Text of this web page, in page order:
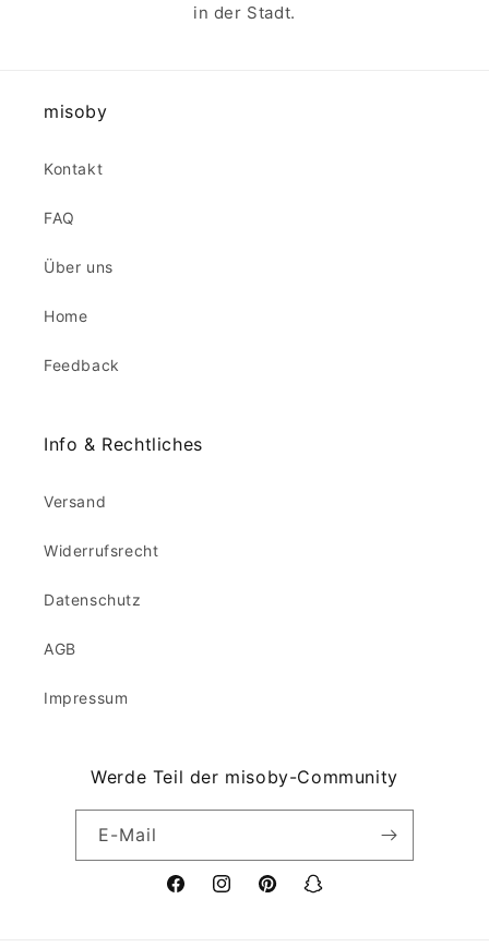
in der Stadt.
misoby
Kontakt
FAQ
Über uns
Home
Feedback
Info & Rechtliches
Versand
Widerrufsrecht
Datenschutz
AGB
Impressum
Werde Teil der misoby-Community
E-Mail
FacebookInstagramPinterestSnapchat